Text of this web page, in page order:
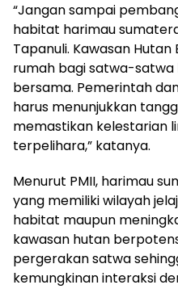
“Jangan sampai
habitat harimau
Tapanuli. Kawasan
rumah bagi satwa-satwa
bersama. Pemerintah
harus menunjukkan
memastikan kelestarian
terpelihara,” katanya.
Menurut PMII, harimau
yang memiliki wilayah
habitat maupun
kawasan hutan
pergerakan satwa
kemungkinan interaksi